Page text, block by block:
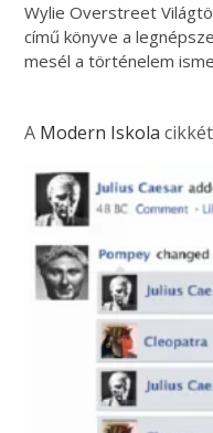
Wylie Overstreet
című könyve a
mesél a történelem
A Modern Iskola